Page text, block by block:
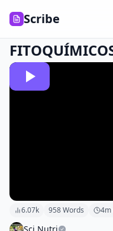
Scribe
6.07k 958Words 4